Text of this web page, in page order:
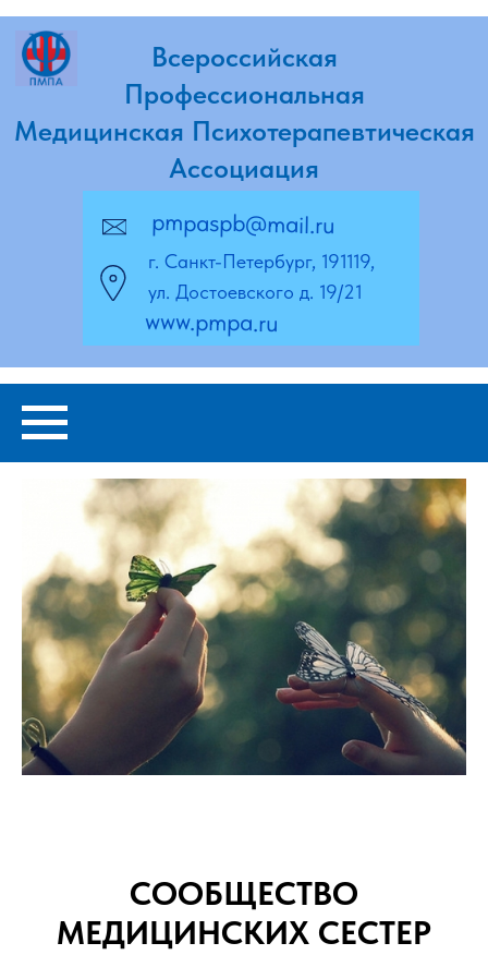
Профессиональная
Медицинская Психотерапевтическая
Ассоциация
www.pmpa.ru
pmpaspb@mail.ru
г. Санкт-Петербург, 191119,
СООБЩЕСТВО
МЕДИЦИНСКИХ СЕСТЕР